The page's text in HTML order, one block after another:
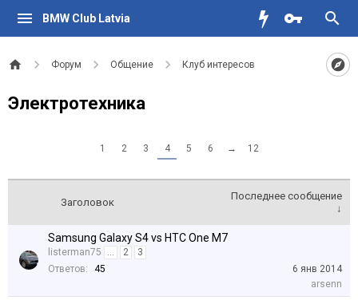
BMW Club Latvia
Форум Общение Клуб интересов
Электротехника
1 2 3 4 5 6 → 12
Заголовок
Последнее сообщение
↓
Samsung Galaxy S4 vs HTC One M7
listerman75 ... 2
3
Ответов:
45
6 янв 2014
arsenn